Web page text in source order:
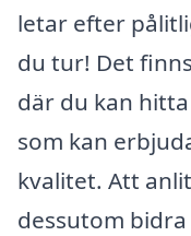
letar efter
du tur! Det
där du kan
som kan
kvalitet. Att
dessutom